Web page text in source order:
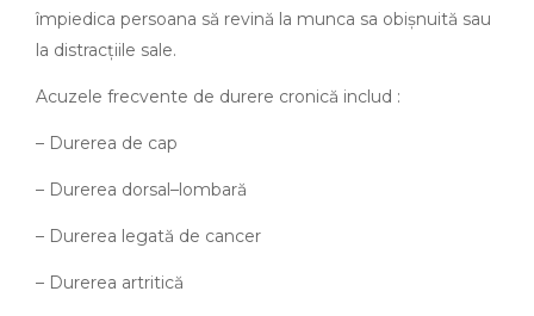
împiedica persoana să revină la munca sa obișnuită sau
la distracțiile sale.
Acuzele frecvente de durere cronică includ :
– Durerea de cap
– Durerea dorsal–lombară
– Durerea legată de cancer
– Durerea artritică